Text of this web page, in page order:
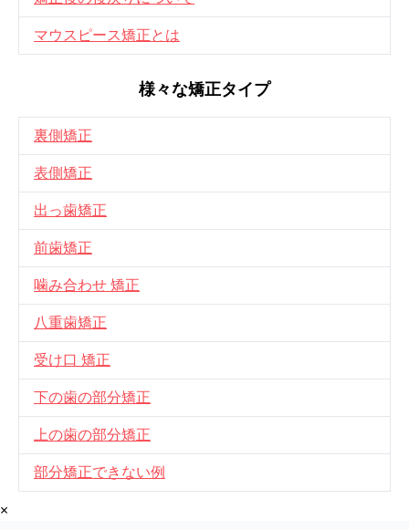
マウスピース矯正とは
様々な矯正タイプ
裏側矯正
表側矯正
出っ歯矯正
前歯矯正
噛み合わせ 矯正
八重歯矯正
受け口 矯正
下の歯の部分矯正
上の歯の部分矯正
部分矯正できない例
×